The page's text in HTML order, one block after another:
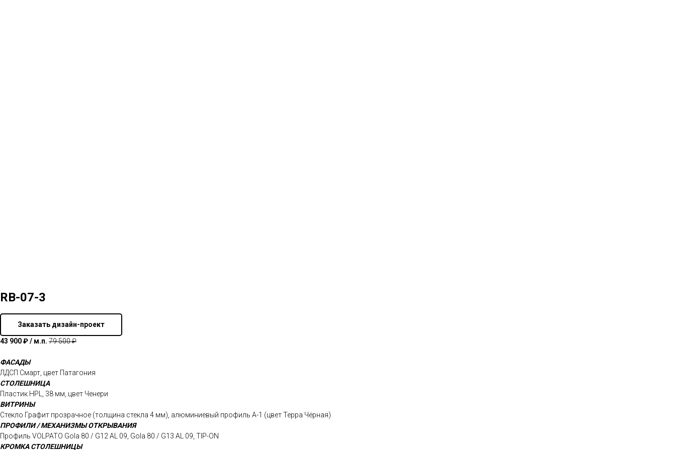
RB-07-3
Заказать дизайн-проект
43 900 ₽ / м.п. 79 500 ₽
ФАСАДЫ
ЛДСП Смарт, цвет Патагония
СТОЛЕШНИЦА
Пластик HPL, 38 мм, цвет Ченери
ВИТРИНЫ
Стекло Графит прозрачное (толщина стекла 4 мм), алюминиевый профиль А-1 (цвет Терра Чёрная)
ПРОФИЛИ / МЕХАНИЗМЫ ОТКРЫВАНИЯ
Профиль VOLPATO Gola 80 / G12 AL 09, Gola 80 / G13 AL 09, TIP-ON
КРОМКА СТОЛЕШНИЦЫ